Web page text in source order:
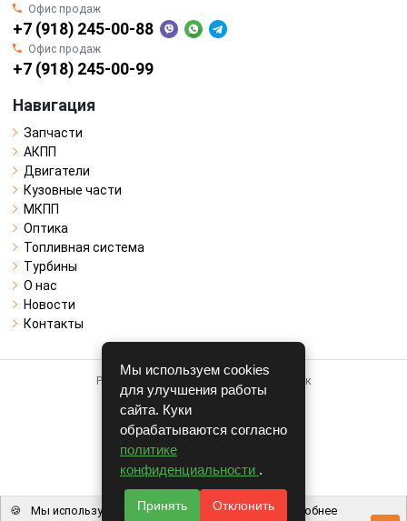
Офис продаж
+7 (918) 245-00-88
Офис продаж
+7 (918) 245-00-99
Навигация
Запчасти
АКПП
Двигатели
Кузовные части
МКПП
Оптика
Топливная система
Турбины
О нас
Новости
Контакты
Работает на системе для авторазборок
CARRO.БИЗНЕС
Полная версия
© COPYRIGHT 2026 г.
v1.1.24
Мы используем cookies
для улучшения работы
сайта. Куки
обрабатываются согласно
политике
конфиденциальности .
Принять Отклонить
🍪
Мы используем файлы cookie, чтобы вам было удобнее